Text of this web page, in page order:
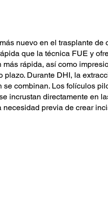
nuevo en el trasplante de
que la técnica FUE y
más rápida, así como
plazo. Durante DHI, la
se combinan. Los folículos
incrustan directamente en
necesidad previa de crear